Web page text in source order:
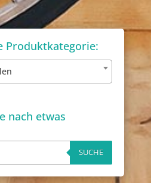
Produktkategorie:
nach etwas
SUCHE